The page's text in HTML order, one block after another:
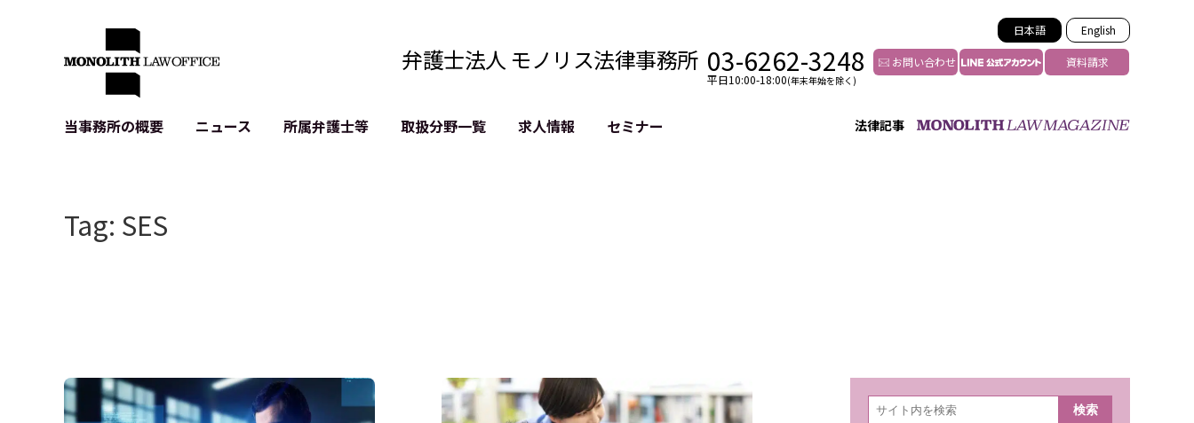
日本語 English
弁護士法人 モノリス法律事務所 03-6262-3248
平日10:00-18:00(年末年始を除く)
お問い合わせ 資料請求
法律記事
当事務所の概要
クライアントの声
出版書籍等
ニュース 所属弁護士等 取扱分野一覧
個人情報保護法関連
株式・M&A関連法務
求人情報 セミナー
Tag: SES
検
索 検索